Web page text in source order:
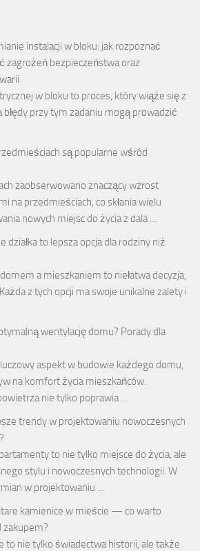
instalacji w bloku: jak rozpoznać
zagrożeń bezpieczeństwa oraz
w bloku to proces, który wiąże się z
przy tym zadaniu mogą prowadzić
są popularne wśród
zaobserwowano znaczący wzrost
na przedmieściach, co skłania wielu
nowych miejsc do życia z dala …
działka to lepsza opcja dla rodziny niż
a mieszkaniem to niełatwa decyzja,
z tych opcji ma swoje unikalne zalety i
wentylację domu? Porady dla
aspekt w budowie każdego domu,
na komfort życia mieszkańców.
nie tylko poprawia …
trendy w projektowaniu nowoczesnych
to nie tylko miejsce do życia, ale
stylu i nowoczesnych technologii. W
w projektowaniu …
kamienice w mieście — co warto
to nie tylko świadectwa historii, ale także